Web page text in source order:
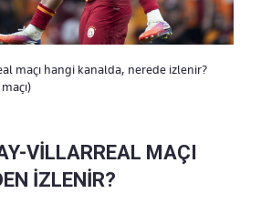
maçı hangi kanalda, nerede izlenir?
VİLLARREAL MAÇI
İZLENİR?